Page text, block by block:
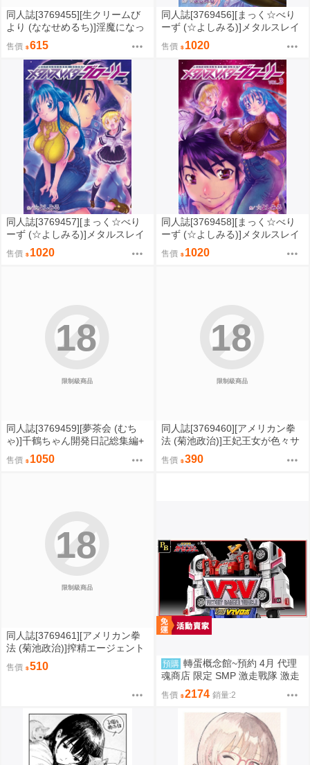
同人誌[3769455][生クリームび
より (ななせめるち)]淫魔になっ
た俺がマジメ巨乳JKを●●Hで快
楽落ちさせてみた2 ハーレム3P
この本だけでも読める前回の
あらすじ付き (原創)
售價 615
同人誌[3769456][まっく☆べり
ーず (☆よしみる)]メタルスレイ
ダーグローリー コミックス VO
L.1 (其他)
售價 1020
同人誌[3769457][まっく☆べり
ーず (☆よしみる)]メタルスレイ
ダーグローリー コミックス VO
L.2 (其他)
售價 1020
同人誌[3769458][まっく☆べり
ーず (☆よしみる)]メタルスレイ
ダーグローリー コミックス VO
L.3 (其他)
售價 1020
限制級商品
18
同人誌[3769459][夢茶会 (むち
ゃ)]千鶴ちゃん開発日記総集編+
(原創)
售價 1050
限制級商品
18
同人誌[3769460][アメリカン拳
法 (菊池政治)]王妃王女が色々サ
レちゃうROYAL親子丼 (其他)
售價 390
限制級商品
18
同人誌[3769461][アメリカン拳
法 (菊池政治)]搾精エージェント
2069Ⅱ (原創)
售價 510 預購 轉蛋概念館~預約 4月 代理
魂商店 限定 SMP 激走戰隊 激走
合體 VRV機器人 超商付款免訂金
售價 2174 銷量:2